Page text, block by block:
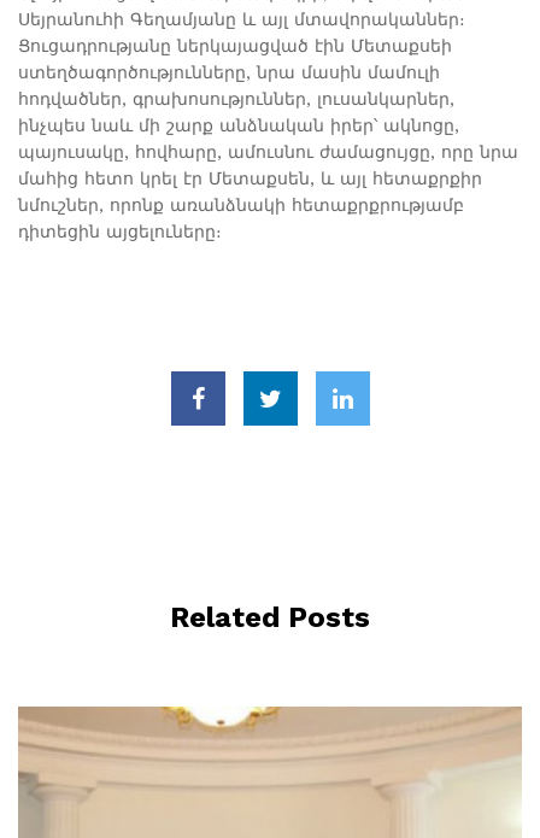
Սեյրանուհի Գեղամյանը և այլ մտավորականներ։
Ցուցադրությանը ներկայացված էին Մետաքսեի
ստեղծագործությունները, նրա մասին մամուլի
հոդվածներ, գրախոսություններ, լուսանկարներ,
ինչպես նաև մի շարք անձնական իրեր՝ ակնոցը,
պայուսակը, հովհարը, ամուսնու ժամացույցը, որը նրա
մահից հետո կրել էր Մետաքսեն, և այլ հետաքրքիր
նմուշներ, որոնք առանձնակի հետաքրքրությամբ
դիտեցին այցելուները։
Related Posts